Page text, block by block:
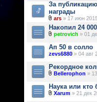
За
награды
ars » 17 июн
Накопил 24
petrovich » 01
Ап 50 в солло
zevs6880 » 04 авг
Рекордное
Bellerophon »
Наука или кто
Xarum » 21 дек